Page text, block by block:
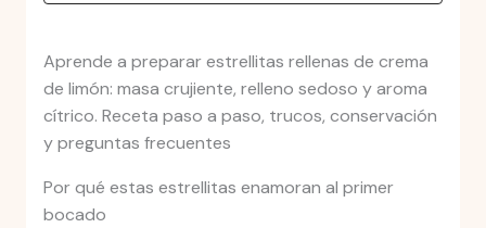
Aprende a preparar estrellitas rellenas de crema
de limón: masa crujiente, relleno sedoso y aroma
cítrico. Receta paso a paso, trucos, conservación
y preguntas frecuentes
Por qué estas estrellitas enamoran al primer
bocado